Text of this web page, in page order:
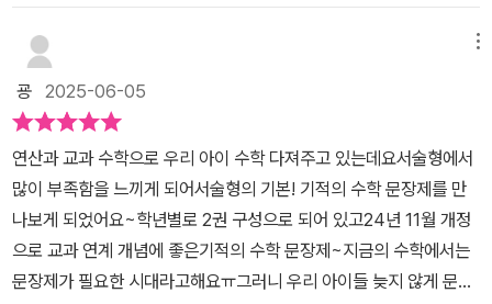
제해결 방법을 생각한 다음 절차에 따라 문제를 해결한다 👉🏻 답이 맞
는지 검토한다 ✏️ 차례를 살펴보면덧셈과 뺄셈 나눗셈 곱셈 길이와
시간분수와 소수✏️ 학습후기문제에서 주어진 핵심어를 찾아 구해야
할 것을 명확히 알고 수학적으로 접근하여 풀다보면 문제를 분석하는
데 자신감이 생기게 된다 그리고 절차 학습법으로 문제를 읽고 나서
식을 세우고 풀이 과정을 단계적으로 이해하면 논리적인풀이가 수월
하게 되는데 다양한 문제의 유형훈련을 하고 마지막에 문장제 서술형
문제를 풀어보면서 배운 내용을 복습하고 응용하며 한 단원을 마무리
습을시작해 보는게 좋을 것 같더라구요.​​수학 문장제 학습의 가장 큰
고민은문제들을 복합적으로 얽혀 있어기본 개념이 제대로 잡히지 않
단 겁부터 먹는 아이니계속 노출시켜 두려움을 우선없애야 겠어요~​
수학의 자신감 키우기가 이번 목적~원래 알고 있는 내용을 반복학습
과 유형을제시된 순서대로 답을 해나가면서절차학습법을 훈련해 보
려고 합니다~기본 개념을 알고 있는지 확인 후간략한 부분이기 때문
에이 부분이 부족하다 싶으면단원의 교과서와 익힘책을한번더 익힌
후 학습을시작해 보는게 좋을 것 같더라구요.​​수학 문장제 학습의 가
장 큰 고민은문제들을 복합적으로 얽혀 있어기본 개념이 제대로 잡히
굥 2025-06-05
연산과 교과 수학으로 우리 아이 수학 다져주고 있는데요서술형에서
많이 부족함을 느끼게 되어서술형의 기본! 기적의 수학 문장제를 만
나보게 되었어요~​학년별로 2권 구성으로 되어 있고24년 11월 개정
으로 교과 연계 개념에 좋은기적의 수학 문장제~​지금의 수학에서는
문장제가 필요한 시대라고해요ㅠ그러니 우리 아이들 늦지 않게 문장